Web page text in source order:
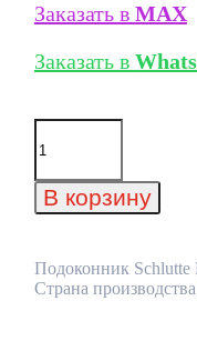
Заказать в MAX
Заказать в
Количество
товара
Schlutte
PDF-
В корзину
Подоконник Schlutte
Страна